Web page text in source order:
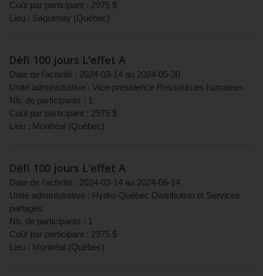
Coût par participant : 2975 $
Lieu : Saguenay (Québec)
Défi 100 jours L'effet A
Date de l'activité : 2024-03-14 au 2024-05-30
Unité administrative : Vice-présidence Ressources humaines
Nb. de participants : 1
Coût par participant : 2975 $
Lieu : Montréal (Québec)
Défi 100 jours L'effet A
Date de l'activité : 2024-03-14 au 2024-06-14
Unité administrative : Hydro-Québec Distribution et Services
partagés
Nb. de participants : 1
Coût par participant : 2975 $
Lieu : Montréal (Québec)